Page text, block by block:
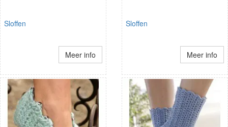
Sloffen
Meer info
Sloffen
Meer info